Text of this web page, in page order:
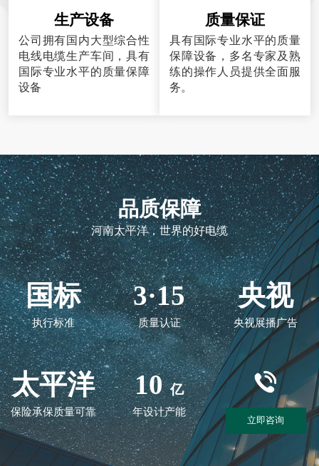
生产设备
公司拥有国内大型综合性
电线电缆生产车间，具有
国际专业水平的质量保障
设备
质量保证
具有国际专业水平的质量
保障设备，多名专家及熟
练的操作人员提供全面服
务。
品质保障
河南太平洋，世界的好电缆
国标
执行标准
3·15
质量认证
央视
央视展播广告
太平洋
保险承保质量可靠
10 亿
年设计产能
立即咨询